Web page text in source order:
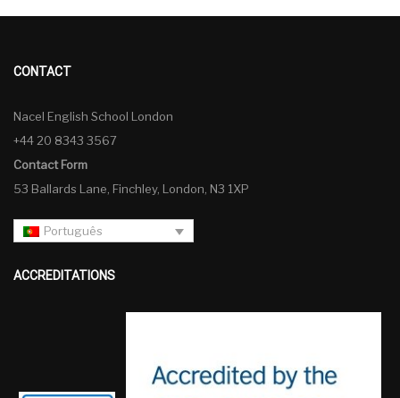
CONTACT
Nacel English School London
+44 20 8343 3567
Contact Form
53 Ballards Lane, Finchley, London, N3 1XP
Português
ACCREDITATIONS